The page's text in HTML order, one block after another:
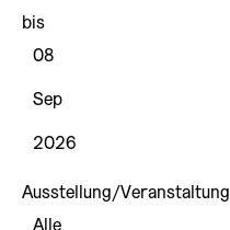
bis
Ausstellung/Veranstaltung